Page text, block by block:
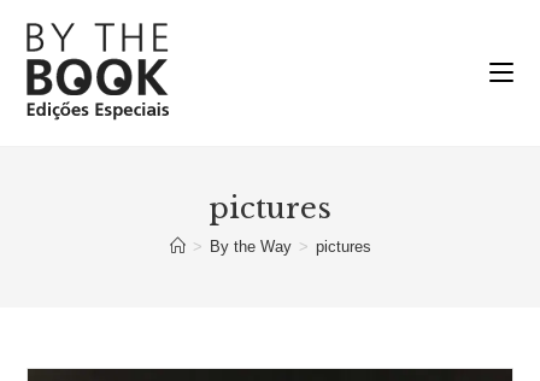
para
conteúdo
pictures
> By the Way > pictures